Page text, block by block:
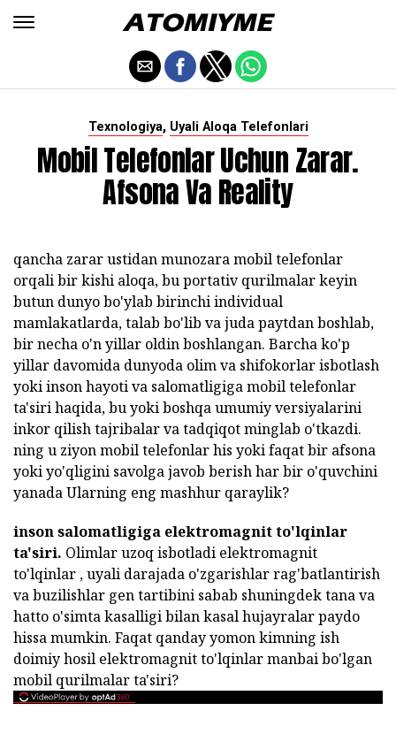
Texnologiya, Uyali Aloqa Telefonlari
Mobil Telefonlar Uchun Zarar.
Afsona Va Reality
qancha zarar ustidan munozara mobil telefonlar
orqali bir kishi aloqa, bu portativ qurilmalar keyin
butun dunyo bo'ylab birinchi individual
mamlakatlarda, talab bo'lib va juda paytdan boshlab,
bir necha o'n yillar oldin boshlangan. Barcha ko'p
yillar davomida dunyoda olim va shifokorlar isbotlash
yoki inson hayoti va salomatligiga mobil telefonlar
ta'siri haqida, bu yoki boshqa umumiy versiyalarini
inkor qilish tajribalar va tadqiqot minglab o'tkazdi.
ning u ziyon mobil telefonlar his yoki faqat bir afsona
yoki yo'qligini savolga javob berish har bir o'quvchini
yanada Ularning eng mashhur qaraylik?
inson salomatligiga elektromagnit to'lqinlar
ta'siri. Olimlar uzoq isbotladi elektromagnit
to'lqinlar , uyali darajada o'zgarishlar rag'batlantirish
va buzilishlar gen tartibini sabab shuningdek tana va
hatto o'simta kasalligi bilan kasal hujayralar paydo
hissa mumkin. Faqat qanday yomon kimning ish
doimiy hosil elektromagnit to'lqinlar manbai bo'lgan
mobil qurilmalar ta'siri?